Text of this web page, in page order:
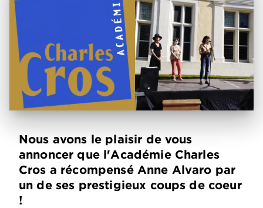
Nous avons le plaisir de vous
annoncer que l'Académie Charles
Cros a récompensé Anne Alvaro par
un de ses prestigieux coups de coeur
!